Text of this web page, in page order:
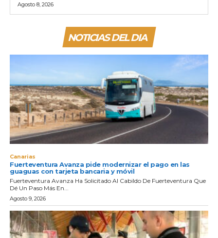
Agosto 8, 2026
NOTICIAS DEL DIA
Canarias
Fuerteventura Avanza pide modernizar el pago en las
guaguas con tarjeta bancaria y móvil
Fuerteventura Avanza Ha Solicitado Al Cabildo De Fuerteventura Que
Dé Un Paso Más En...
Agosto 9, 2026